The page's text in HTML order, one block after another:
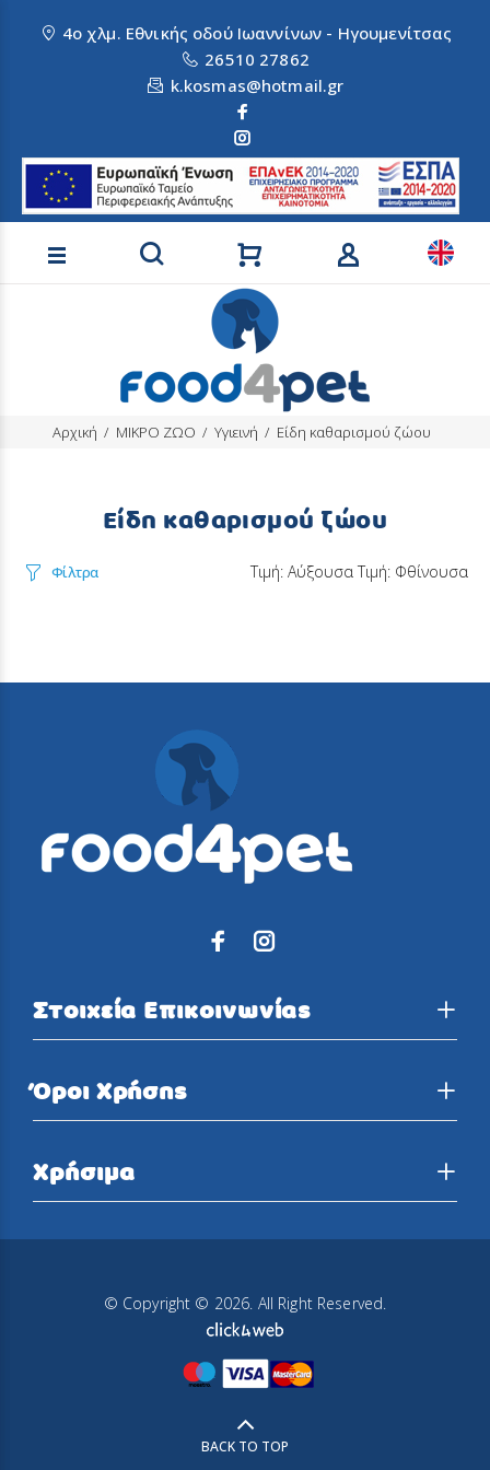
4ο χλμ. Εθνικής οδού Ιωαννίνων - Ηγουμενίτσας
26510 27862
k.kosmas@hotmail.gr
Αναζήτηση προϊόντων
Αρχική ΜΙΚΡΟ ΖΩΟ Υγιεινή Είδη καθαρισμού ζώου
Είδη καθαρισμού ζώου
Φίλτρα Τιμή: Αύξουσα Τιμή: Φθίνουσα
Στοιχεία Επικοινωνίας
Όροι Χρήσης
Χρήσιμα
© Copyright © 2026. All Right Reserved.
BACK TO TOP